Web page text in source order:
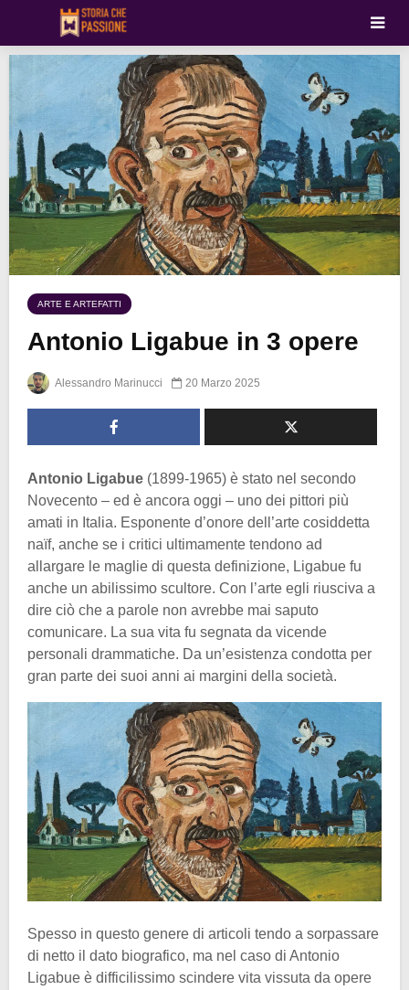
ARTE E ARTEFATTI
Antonio Ligabue in 3 opere
Alessandro Marinucci 20 Marzo 2025
Antonio Ligabue (1899-1965) è stato nel secondo
Novecento – ed è ancora oggi – uno dei pittori più
amati in Italia. Esponente d’onore dell’arte cosiddetta
naïf, anche se i critici ultimamente tendono ad
allargare le maglie di questa definizione, Ligabue fu
anche un abilissimo scultore. Con l’arte egli riusciva a
dire ciò che a parole non avrebbe mai saputo
comunicare. La sua vita fu segnata da vicende
personali drammatiche. Da un’esistenza condotta per
gran parte dei suoi anni ai margini della società.
Spesso in questo genere di articoli tendo a sorpassare
di netto il dato biografico, ma nel caso di Antonio
Ligabue è difficilissimo scindere vita vissuta da opere